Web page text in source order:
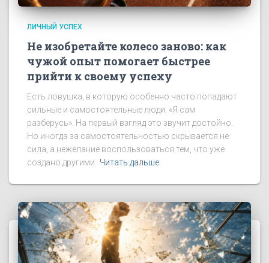
ЛИЧНЫЙ УСПЕХ
Не изобретайте колесо заново: как
чужой опыт помогает быстрее
прийти к своему успеху
Есть ловушка, в которую особенно часто попадают
сильные и самостоятельные люди. «Я сам
разберусь». На первый взгляд это звучит достойно.
Но иногда за самостоятельностью скрывается не
сила, а нежелание воспользоваться тем, что уже
создано другими.
Читать дальше